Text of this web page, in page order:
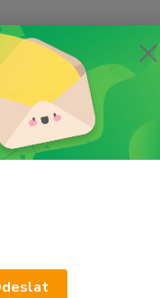
Je možné